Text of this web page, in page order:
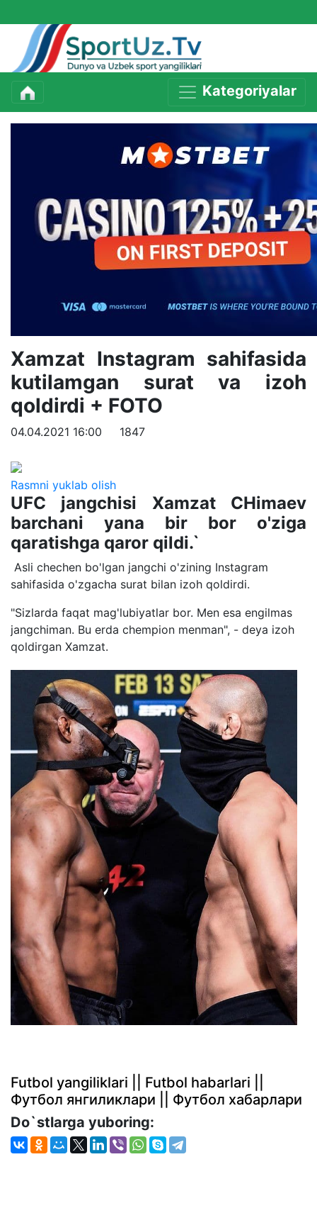
Kategoriyalar
Xamzat Instagram sahifasida
kutilamgan surat va izoh
qoldirdi + FOTO
04.04.2021 16:00 1847
Rasmni yuklab olish
UFC jangchisi Xamzat CHimaev
barchani yana bir bor o'ziga
qaratishga qaror qildi.`
Asli chechen bo'lgan jangchi o'zining Instagram
sahifasida o'zgacha surat bilan izoh qoldirdi.
"Sizlarda faqat mag'lubiyatlar bor. Men esa engilmas
jangchiman. Bu erda chempion menman", - deya izoh
qoldirgan Xamzat.
Futbol yangiliklari || Futbol habarlari ||
Футбол янгиликлари || Футбол хабарлари
Do`stlarga yuboring: